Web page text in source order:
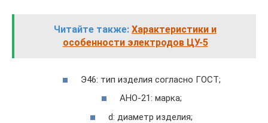
Читайте также: Характеристики и
особенности электродов ЦУ-5
Э46: тип изделия согласно ГОСТ;
АНО-21: марка;
d: диаметр изделия;